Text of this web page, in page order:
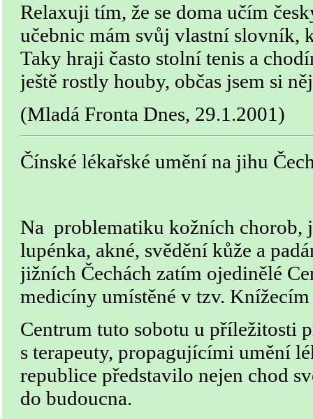
Relaxuji tím, že se doma učím
učebnic mám svůj vlastní slovník,
Taky hraji často stolní tenis a
ještě rostly houby, občas jsem si
(Mladá Fronta Dnes, 29.1.2001)
Čínské lékařské umění na jihu
Na problematiku kožních chorob,
lupénka, akné, svědění kůže a
jižních Čechách zatím ojedinělé
medicíny umístěné v tzv.
Centrum tuto sobotu u příležitosti
s terapeuty, propagujícími umění
republice představilo nejen chod
do budoucna.